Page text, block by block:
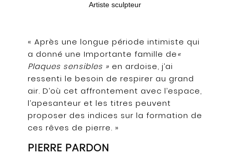
Artiste sculpteur
« Après une longue période intimiste qui
a donné une Importante famille de«
Plaques sensibles » en ardoise, j’ai
ressenti le besoin de respirer au grand
air. D’où cet affrontement avec l’espace,
l’apesanteur et les titres peuvent
proposer des indices sur la formation de
ces rêves de pierre. »
PIERRE PARDON